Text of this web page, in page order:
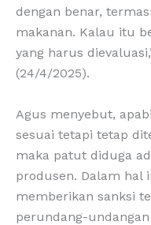
dengan benar,
makanan. Kalau itu
yang harus
(24/4/2025).
Agus menyebut,
sesuai tetapi tetap
maka patut diduga
produsen. Dalam hal
memberikan sanksi
perundang-